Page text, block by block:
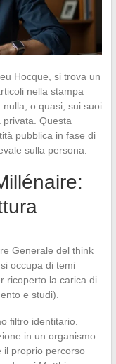
Hocque, si trova un
nella stampa
nulla, o quasi, sui suoi
Questa
pubblica in fase di
sulla persona.
Generale del think
occupa di temi
ricoperto la carica di
e studi).
filtro identitario.
in un organismo
il proprio percorso